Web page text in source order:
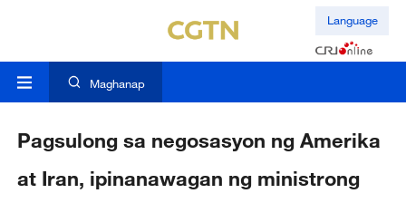
Language
Maghanap
Pagsulong sa negosasyon ng Amerika
at Iran, ipinanawagan ng ministrong